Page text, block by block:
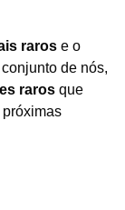
raros e o
de nós,
raros que